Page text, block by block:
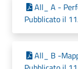
All_ A -
Pubblicato il
All_ B -